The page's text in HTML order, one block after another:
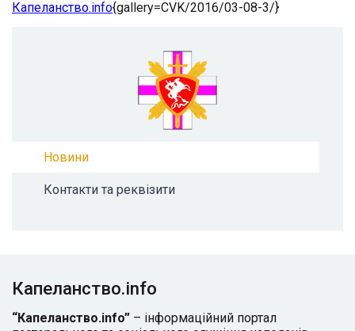
Капеланство.info{gallery=CVK/2016/03-08-3/}
Новини
Контакти та реквізити
Капеланство.info
“Капеланство.info” – інформаційний портал